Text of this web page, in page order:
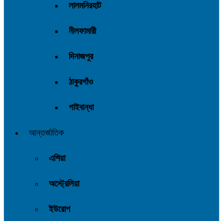
লালমনিরহাট
নীলফামারী
দিনাজপুর
ঠাকুরগাঁও
গাইবান্ধা
আন্তর্জাতিক
এশিয়া
অস্ট্রেলিয়া
ইউরোপ